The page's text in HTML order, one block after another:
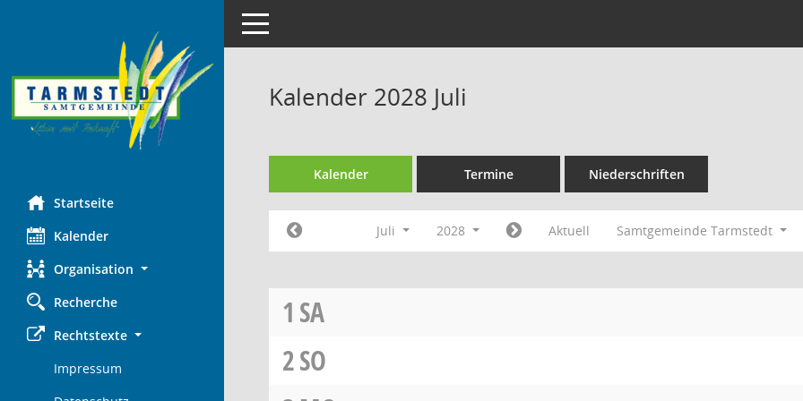
Startseite
Kalender
Organisation
Recherche
Rechtstexte
Impressum
Toggle navigation
Kalender 2028 Juli
Kalender Termine Niederschriften
Juli 2028 Aktuell Samtgemeinde Tarmstedt
1 SA
2SO